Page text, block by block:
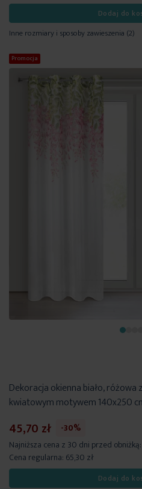
Dodaj do
Inne rozmiary i sposoby zawieszenia (2)
Promocja
Dekoracja okienna biało,
kwiatowym motywem 140x250
45,70 zł
-30%
Najniższa cena z 30 dni przed obniżką:
Cena regularna: 65,30 zł
Dodaj do